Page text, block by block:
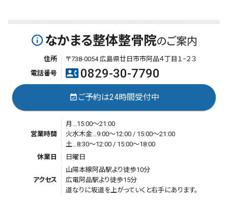
info_outlineなかまる整体整骨院のご案内
住所
〒738-0054 広島県廿日市市阿品４丁目１−２３
電話番号
contact_phone 0829-30-7790
event_availableご予約は24時間受付中
営業時間
月…15:00～21:00
火水木金…9:00～12:00 / 15:00～21:00
土…8:30～12:00 / 15:00～18:00
休業日
日曜日
アクセス
山陽本線阿品駅より徒歩10分
広電阿品駅より徒歩15分
道なりに坂道を上がっていくと右手にあります。